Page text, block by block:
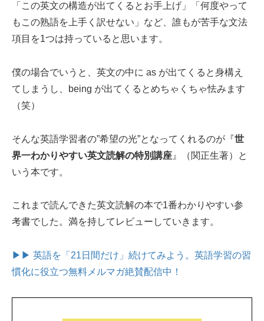
「この英文の構造が出てくるとお手上げ」「何度やって
もこの熟語を上手く訳せない」など、誰もが苦手な文法
項目を1つは持っていると思います。
僕の場合でいうと、英文の中に as が出てくると身構え
てしまうし、being が出てくるとめちゃくちゃ怯みます
（笑）
そんな英語学習者の”希望の光”となってくれるのが『世
界一わかりやすい英文読解の特別講座 』（関正生著）と
いう本です。
これまで読んできた英文読解の本で1番わかりやすい参
考書でした。満を持してレビューしていきます。
▶▶ 英語を「21日間だけ」続けてみよう。 英語学習の習
慣化に役立つ無料メルマガ絶賛配信中！